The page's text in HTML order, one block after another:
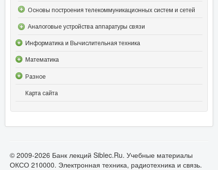
Основы построения телекоммуникационных систем и сетей
Аналоговые устройства аппаратуры связи
Информатика и Вычислительная техника
Математика
Разное
Карта сайта
© 2009-2026 Банк лекций Siblec.Ru. Учебные материалы
ОКСО 210000. Электронная техника, радиотехника и связь.